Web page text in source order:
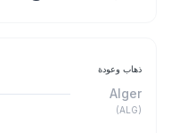
ذهاب وعودة
Alger
(
ALG
)